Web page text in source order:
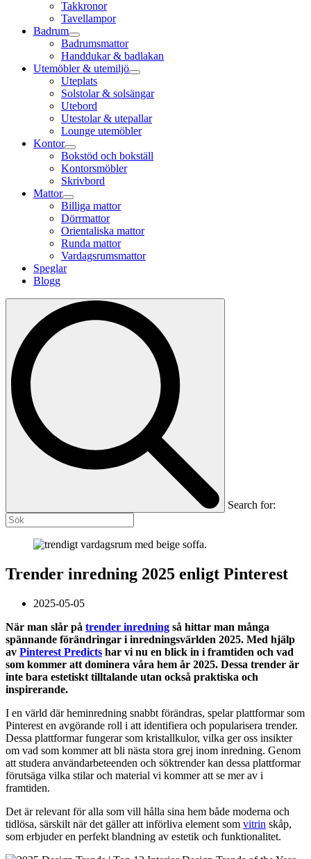
Takkronor
Tavellampor
Badrum
Badrumsmattor
Handdukar & badlakan
Utemöbler & utemiljö
Uteplats
Solstolar & solsängar
Utebord
Utestolar & utepallar
Lounge utemöbler
Kontor
Bokstöd och bokställ
Kontorsmöbler
Skrivbord
Mattor
Billiga mattor
Dörrmattor
Orientaliska mattor
Runda mattor
Vardagsrumsmattor
Speglar
Blogg
Search for:
Trender inredning 2025 enligt Pinterest
2025-05-05
När man slår på trender inredning så hittar man många
spännande förändringar i inredningsvärlden 2025. Med hjälp
av Pinterest Predicts har vi nu en blick in i framtiden och vad
som kommer att dominera våra hem år 2025. Dessa trender är
inte bara estetiskt tilltalande utan också praktiska och
inspirerande.
I en värld där heminredning snabbt förändras, spelar plattformar som
Pinterest en avgörande roll i att identifiera och popularisera trender.
Dessa plattformar fungerar som kristallkulor, vilka ger oss insikter
om vad som kommer att bli nästa stora grej inom inredning. Genom
att studera användarbeteenden och söktrender kan dessa plattformar
förutsäga vilka stilar och material vi kommer att se mer av i
framtiden.
Det är relevant för alla som vill hålla sina hem både moderna och
tidlösa, särskilt när det gäller att införliva element som vitrin skåp,
som erbjuder en perfekt blandning av estetik och funktionalitet.